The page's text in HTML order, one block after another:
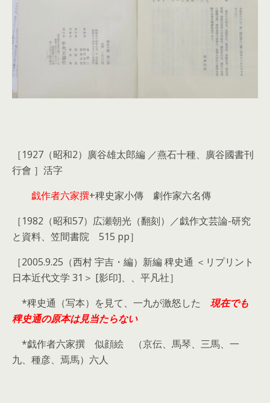
［1927（昭和2）廣谷雄太郎編 ／燕石十種、廣谷國書刊
行會 ］活字
戯作者六家撰+稗史家小傳 劇作家六名傳
［1982（昭和57）広瀬朝光（翻刻）／戯作文芸論-研究
と資料、笠間書院 515 pp］
［2005.9.25（西村 宇吉・編）新編 稗史通 ＜リプリント
日本近代文学 31＞ [影印]、、平凡社］
*稗史通（写本）を見て、一九が激怒した 現在でも
稗史通の原本は見当たらない
*戯作者六家撰 似顔絵 （京伝、馬琴、三馬、一
九、種彦、焉馬）六人